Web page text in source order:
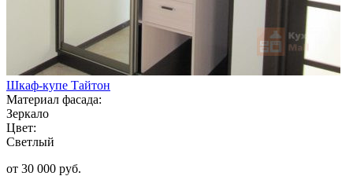
Шкаф-купе Тайтон
Материал фасада:
Зеркало
Цвет:
Светлый
от 30 000 руб.